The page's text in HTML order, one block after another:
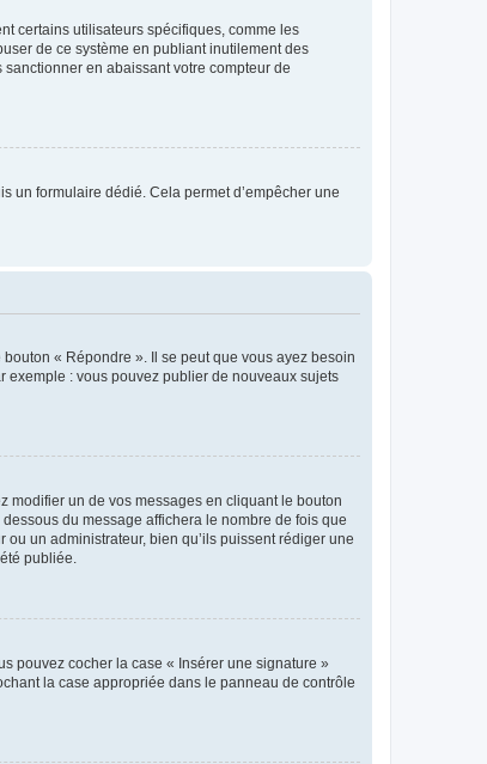
certains utilisateurs spécifiques, comme les
de ce système en publiant inutilement des
en abaissant votre compteur de
un formulaire dédié. Cela permet d’empêcher une
« Répondre ». Il se peut que vous ayez besoin
exemple : vous pouvez publier de nouveaux sujets
modifier un de vos messages en cliquant le bouton
du message affichera le nombre de fois que
ou un administrateur, bien qu’ils puissent rédiger une
publiée.
pouvez cocher la case « Insérer une signature »
la case appropriée dans le panneau de contrôle